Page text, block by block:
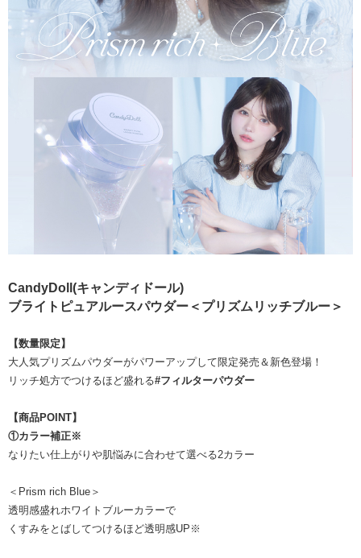
CandyDoll(キャンディドール)
ブライトピュアルースパウダー＜プリズムリッチブルー＞
【数量限定】
大人気プリズムパウダーがパワーアップして限定発売＆新色登場！
リッチ処方でつけるほど盛れる#フィルターパウダー
【商品POINT】
①カラー補正※
なりたい仕上がりや肌悩みに合わせて選べる2カラー
＜Prism rich Blue＞
透明感盛れホワイトブルーカラーで
くすみをとばしてつけるほど透明感UP※